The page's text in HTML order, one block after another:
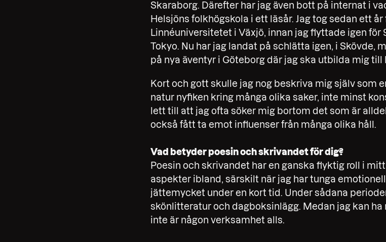
Skaraborg. Därefter har jag även bott på internat i
Helsjöns folkhögskola i ett läsår. Jag tog sedan ett
Linnéuniversitetet i Växjö, innan jag flyttade igen
Tokyo. Nu har jag landat på schlätta igen, i Skövde,
på nya äventyr i Göteborg där jag ska utbilda mig till
Kort och gott skulle jag nog beskriva mig själv som
natur nyfiken kring många olika saker, inte minst
lett till att jag ofta söker mig bortom det som är
också fått ta emot influenser från många olika håll.
Vad betyder poesin och skrivandet för dig?
Poesin och skrivandet har en ganska flyktig roll i
aspekter ibland, särskilt när jag har tunga
jättemycket under en kort tid. Under sådana
skönlitteratur och dagboksinlägg. Medan jag kan
inte är någon verksamhet alls.